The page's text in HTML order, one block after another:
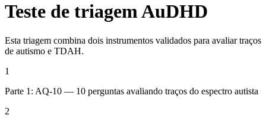
Teste de triagem AuDHD
Esta triagem combina dois instrumentos validados para avaliar traços
de autismo e TDAH.
1
Parte 1: AQ-10 — 10 perguntas avaliando traços do espectro autista
2